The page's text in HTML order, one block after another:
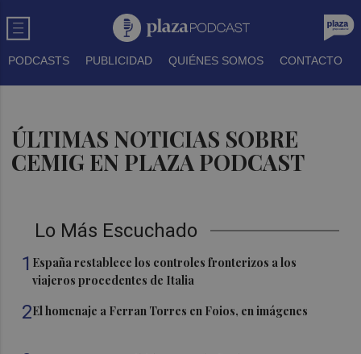
PODCASTS PUBLICIDAD QUIÉNES SOMOS CONTACTO
ÚLTIMAS NOTICIAS SOBRE
CEMIG EN PLAZA PODCAST
Lo Más Escuchado
1 España restablece los controles fronterizos a los
viajeros procedentes de Italia
2El homenaje a Ferran Torres en Foios, en imágenes